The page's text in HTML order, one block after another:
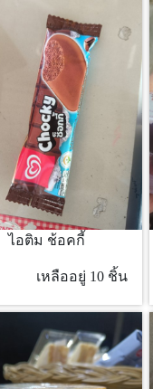
ไอติม ช้อคกี้
เหลืออยู่ 10 ชิ้น